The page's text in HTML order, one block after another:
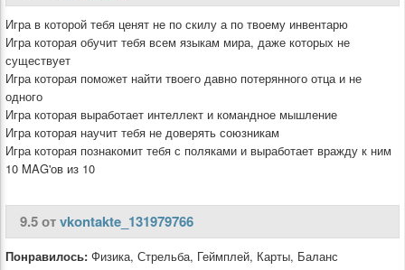
Игра в которой тебя ценят не по скилу а по твоему инвентарю
Игра которая обучит тебя всем языкам мира, даже которых не
существует
Игра которая поможет найти твоего давно потерянного отца и не
одного
Игра которая выработает интеллект и командное мышление
Игра которая научит тебя не доверять союзникам
Игра которая познакомит тебя с поляками и выработает вражду к ним
10 MAG'ов из 10
9.5 отvkontakte_131979766
Понравилось: Физика, Стрельба, Геймплей, Карты, Баланс